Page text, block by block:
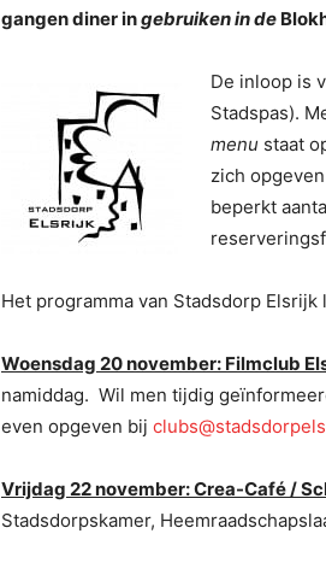
gangen diner ingebruiken in de
De inloop is
Stadspas).
menu staat
zich
beperkt
Het programma van Stadsdorp
Woensdag 20 november: Filmclub
namiddag. Wil men tijdig
even opgeven bij
Vrijdag 22 november: Crea-Café /
Stadsdorpskamer,